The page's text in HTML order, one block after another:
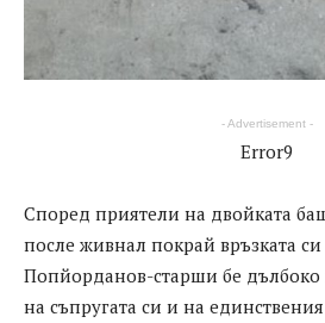
- Advertisement -
Error9
Според приятели на двойката
после живнал покрай връзката
Попйорданов-старши бе дълбоко
на съпругата си и на